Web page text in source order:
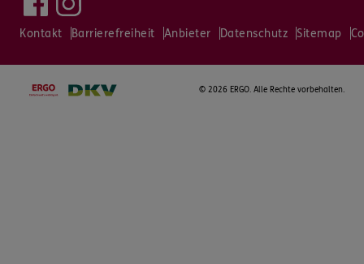
Kontakt Barrierefreiheit Anbieter Datenschutz Sitemap
© 2026 ERGO. Alle Rechte vorbehalten.